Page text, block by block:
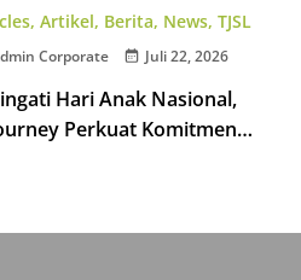
, Artikel, Berita, News, TJSL
Corporate Juli 22, 2026
Hari Anak Nasional,
Perkuat Komitmen